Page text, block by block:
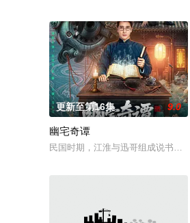
更新至第16集 9.0
幽宅奇谭
民国时期，江淮与迅哥组成说书班